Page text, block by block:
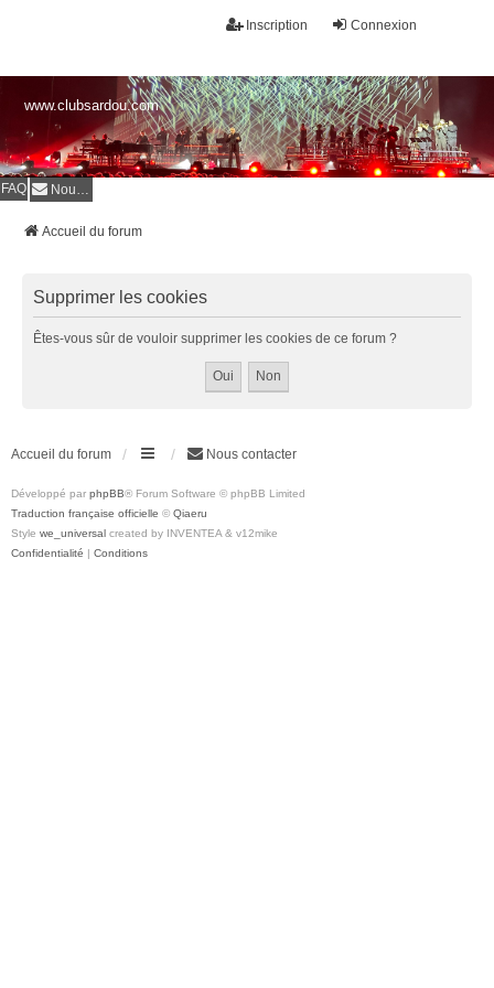
Connexion
Inscription
www.clubsardou.com
FAQ Nous contacter
Accueil du forum
Supprimer les cookies
Êtes-vous sûr de vouloir supprimer les cookies de ce forum ?
Accueil du forum Nous contacter
Développé par phpBB® Forum Software © phpBB Limited
Traduction française officielle © Qiaeru
Style we_universal created by INVENTEA & v12mike
Confidentialité | Conditions